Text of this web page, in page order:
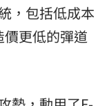
，包括低成本
更低的彈道